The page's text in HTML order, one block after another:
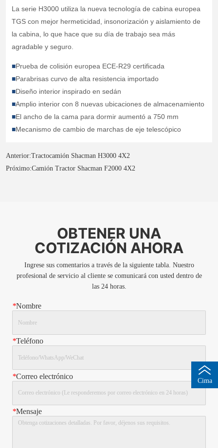
Anterior:Tractocamión Shacman H3000 4X2
Próximo:Camión Tractor Shacman F2000 4X2
OBTENER UNA
COTIZACIÓN AHORA
Ingrese sus comentarios a través de la siguiente tabla. Nuestro
profesional de servicio al cliente se comunicará con usted dentro de
las 24 horas.
*Nombre
*Teléfono
*Correo electrónico
*Mensaje
Cima